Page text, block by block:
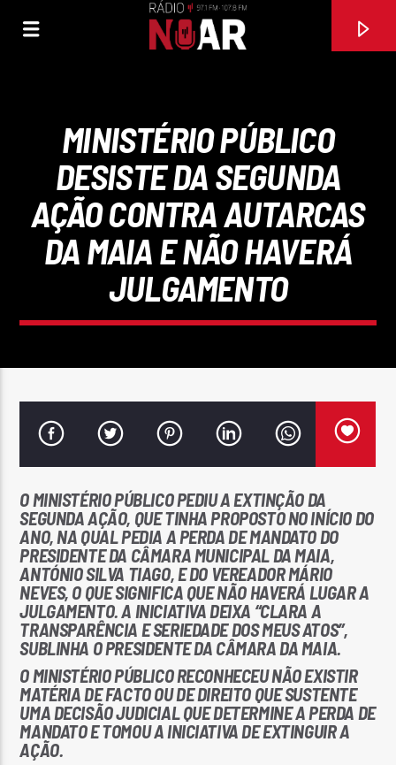
ÉS FILHO DA MAMÃ
Rádio No ar
MINISTÉRIO PÚBLICO
DESISTE DA SEGUNDA
AÇÃO CONTRA AUTARCAS
DA MAIA E NÃO HAVERÁ
JULGAMENTO
O MINISTÉRIO PÚBLICO PEDIU A EXTINÇÃO DA
SEGUNDA AÇÃO, QUE TINHA PROPOSTO NO INÍCIO DO
ANO, NA QUAL PEDIA A PERDA DE MANDATO DO
PRESIDENTE DA CÂMARA MUNICIPAL DA MAIA,
ANTÓNIO SILVA TIAGO, E DO VEREADOR MÁRIO
NEVES, O QUE SIGNIFICA QUE NÃO HAVERÁ LUGAR A
JULGAMENTO. A INICIATIVA DEIXA “CLARA A
TRANSPARÊNCIA E SERIEDADE DOS MEUS ATOS”,
SUBLINHA O PRESIDENTE DA CÂMARA DA MAIA.
O MINISTÉRIO PÚBLICO RECONHECEU NÃO EXISTIR
MATÉRIA DE FACTO OU DE DIREITO QUE SUSTENTE
UMA DECISÃO JUDICIAL QUE DETERMINE A PERDA DE
MANDATO E TOMOU A INICIATIVA DE EXTINGUIR A
AÇÃO.